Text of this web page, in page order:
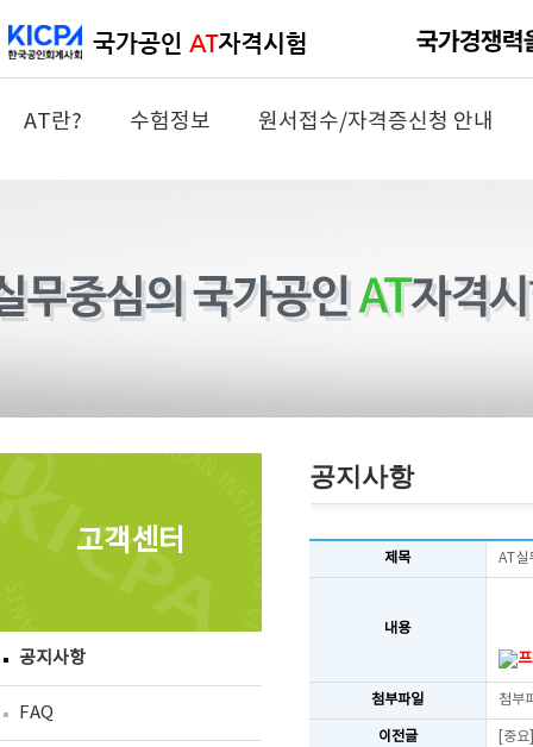
AT란? 수험정보 원서접수/자격증신청 안내
고객센터
공지사항
FAQ
공지사항
제목 AT실
내용
첨부파일 첨부
이전글 [중